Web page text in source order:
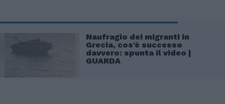
Naufragio dei migranti in
Grecia, cos'è successo
davvero: spunta il video |
GUARDA